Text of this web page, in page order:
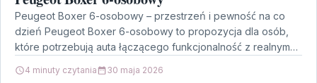
Peugeot Boxer 6-osobowy – przestrzeń i pewność na co
dzień Peugeot Boxer 6-osobowy to propozycja dla osób,
które potrzebują auta łączącego funkcjonalność z realnym…
4 minuty czytania 30 maja 2026